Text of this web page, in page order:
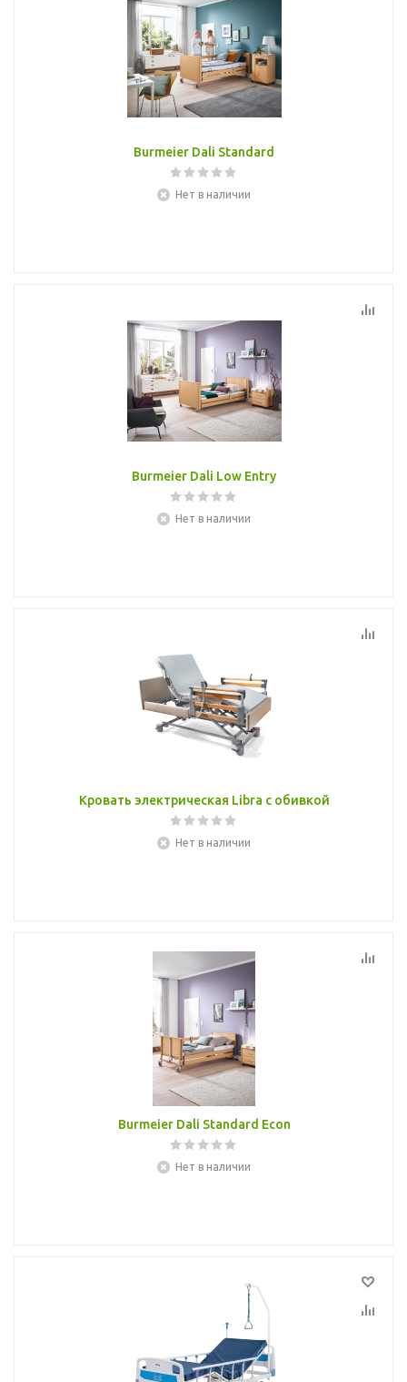
Burmeier Dali Standard
Нет в наличии
Burmeier Dali Low Entry
Нет в наличии
Кровать электрическая Libra с обивкой
Нет в наличии
Burmeier Dali Standard Econ
Нет в наличии